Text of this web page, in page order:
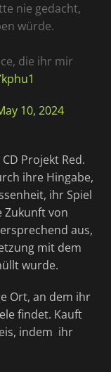
nie gedacht,
würde.
die ihr mir
10, 2024
Projekt Red.
ihre Hingabe,
ihr Spiel
Zukunft von
aus,
mit dem
wurde.
Ort, an dem ihr
findet. Kauft
indem ihr